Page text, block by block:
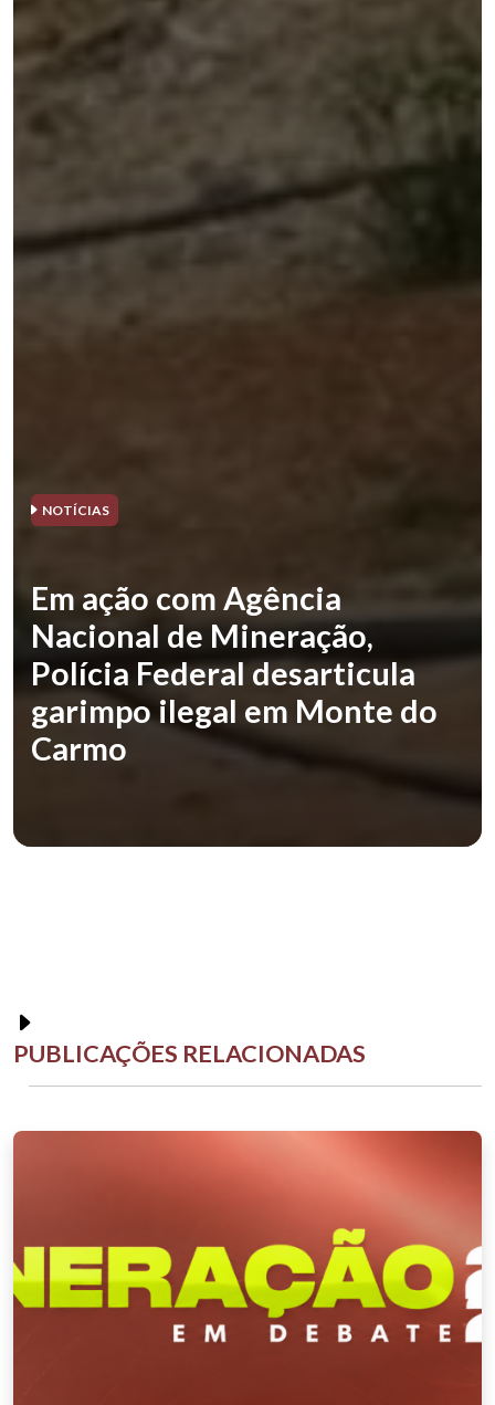
NOTÍCIAS
Em ação com Agência
Nacional de Mineração,
Polícia Federal desarticula
garimpo ilegal em Monte do
Carmo
PUBLICAÇÕES RELACIONADAS